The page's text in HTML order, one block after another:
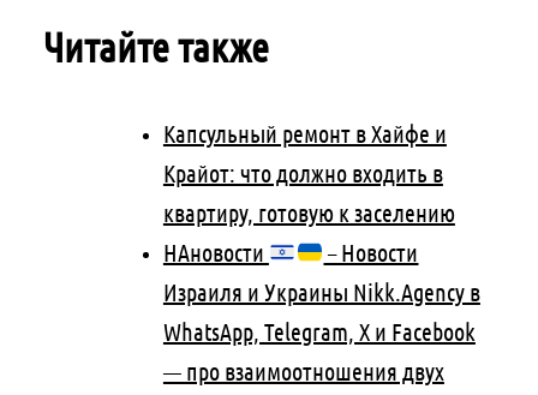
Читайте также
Капсульный ремонт в Хайфе и
Крайот: что должно входить в
квартиру, готовую к заселению
НАновости
– Новости
Израиля и Украины Nikk.Agency в
WhatsApp, Telegram, X и Facebook
— про взаимоотношения двух